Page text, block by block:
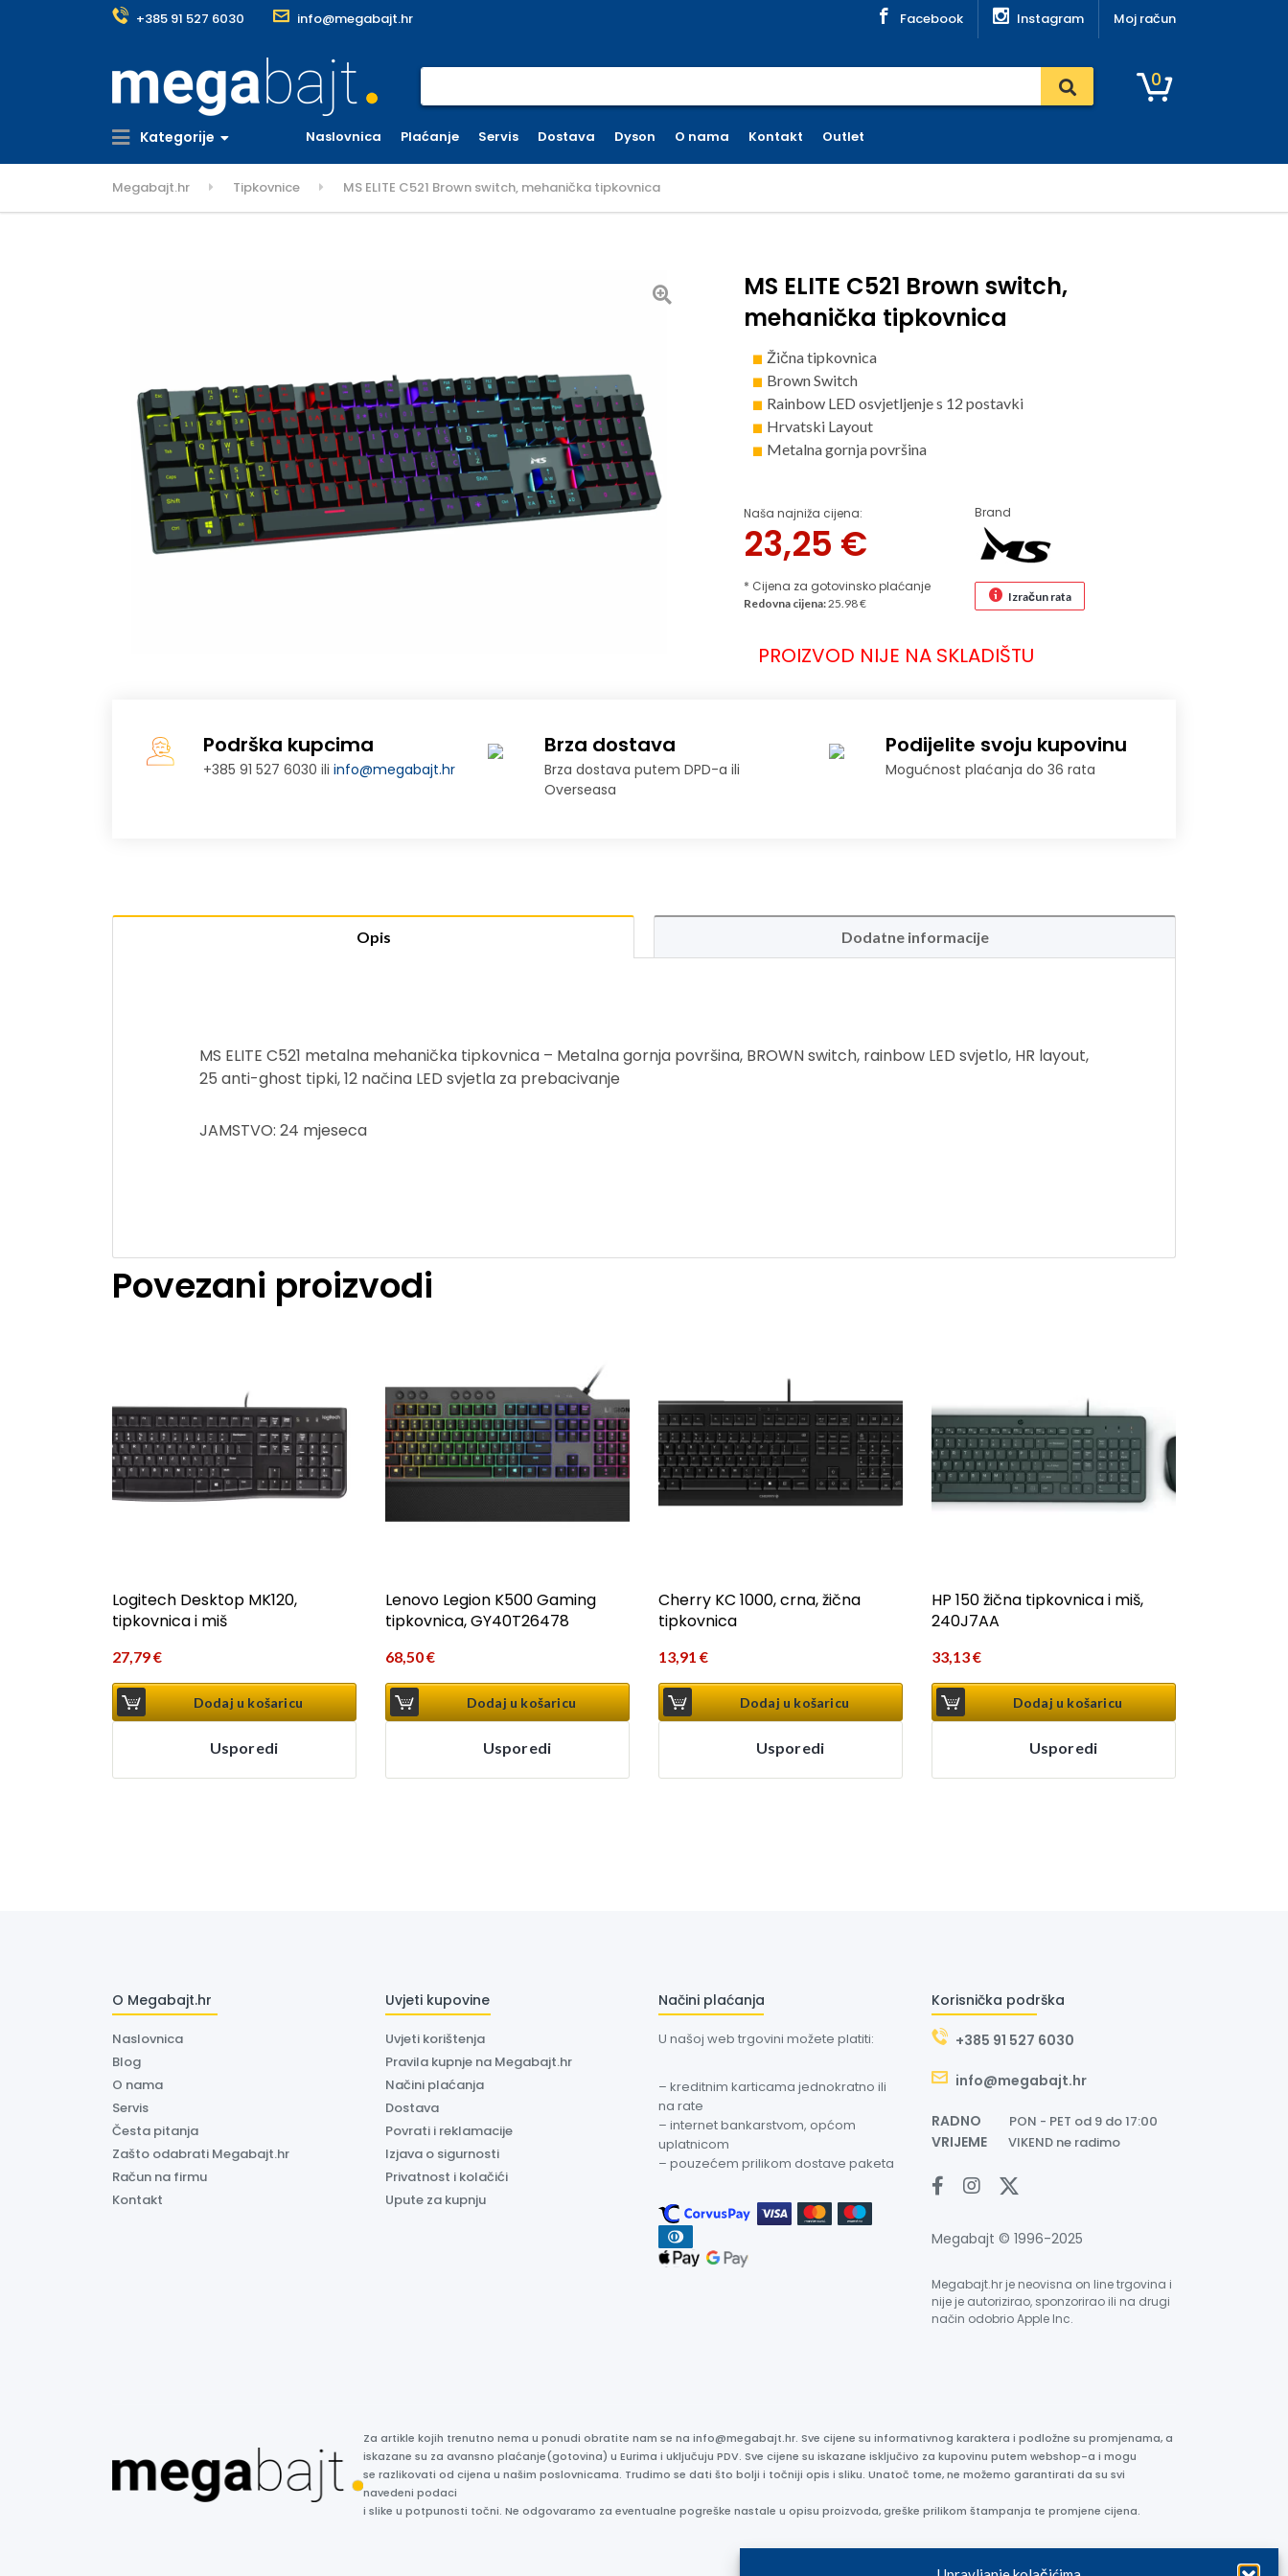
+385 91 527 6030 info@megabajt.hr Facebook Instagram Moj račun
0
Kategorije Naslovnica Plaćanje Servis Dostava Dyson O nama Kontakt Outlet
Megabajt.hr Tipkovnice MS ELITE C521 Brown switch, mehanička tipkovnica
MS ELITE C521 Brown switch,
mehanička tipkovnica
Žična tipkovnica
Brown Switch
Rainbow LED osvjetljenje s 12 postavki
Hrvatski Layout
Metalna gornja površina
Naša najniža cijena:
23,25 €
* Cijena za gotovinsko plaćanje
Brand
Redovna cijena:25.98 € Izračun rata
PROIZVOD NIJE NA SKLADIŠTU
Podrška kupcima
+385 91 527 6030 iliinfo@megabajt.hr
Brza dostava
Brza dostava putem DPD-a ili
Overseasa
Podijelite svoju kupovinu
Mogućnost plaćanja do 36 rata
Opis Dodatne informacije
MS ELITE C521 metalna mehanička tipkovnica – Metalna gornja površina, BROWN switch, rainbow LED svjetlo, HR layout,
25 anti-ghost tipki, 12 načina LED svjetla za prebacivanje
JAMSTVO: 24 mjeseca
Povezani proizvodi
Logitech Desktop MK120,
tipkovnica i miš
27,79€
Dodaj u košaricu
Usporedi
Lenovo Legion K500 Gaming
tipkovnica, GY40T26478
68,50€
Dodaj u košaricu
Usporedi
Cherry KC 1000, crna, žična
tipkovnica
13,91 €
Dodaj u košaricu
Usporedi
HP 150 žična tipkovnica i miš,
240J7AA
33,13€
Dodaj u košaricu
Usporedi
O Megabajt.hr
Naslovnica
Blog
O nama
Servis
Česta pitanja
Zašto odabrati Megabajt.hr
Račun na firmu
Kontakt
Uvjeti kupovine
Uvjeti korištenja
Pravila kupnje na Megabajt.hr
Načini plaćanja
Dostava
Povrati i reklamacije
Izjava o sigurnosti
Privatnost i kolačići
Upute za kupnju
Načini plaćanja
U našoj web trgovini možete platiti:
– kreditnim karticama jednokratno ili
na rate
– internet bankarstvom, općom
uplatnicom
– pouzećem prilikom dostave paketa
Korisnička podrška
+385 91 527 6030
info@megabajt.hr
RADNO PON - PET od 9 do 17:00
VRIJEME VIKEND ne radimo
Megabajt © 1996-2025
Megabajt.hr je neovisna on line trgovina i
nije je autorizirao, sponzorirao ili na drugi
način odobrio Apple Inc.
Za artikle kojih trenutno nema u ponudi obratite nam se na info@megabajt.hr. Sve cijene su informativnog karaktera i podložne su promjenama, a
iskazane su za avansno plaćanje(gotovina) u Eurima i uključuju PDV. Sve cijene su iskazane isključivo za kupovinu putem webshop-a i mogu
se razlikovati od cijena u našim poslovnicama. Trudimo se dati što bolji i točniji opis i sliku. Unatoč tome, ne možemo garantirati da su svi
navedeni podaci
i slike u potpunosti točni. Ne odgovaramo za eventualne pogreške nastale u opisu proizvoda, greške prilikom štampanja te promjene cijena.